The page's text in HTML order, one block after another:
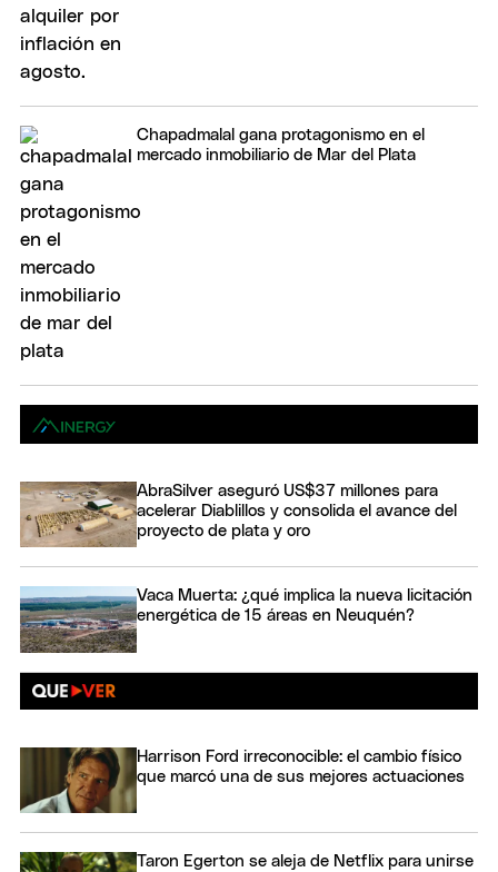
Chapadmalal gana protagonismo en el
mercado inmobiliario de Mar del Plata
AbraSilver aseguró US$37 millones para
acelerar Diablillos y consolida el avance del
proyecto de plata y oro
Vaca Muerta: ¿qué implica la nueva licitación
energética de 15 áreas en Neuquén?
Harrison Ford irreconocible: el cambio físico
que marcó una de sus mejores actuaciones
Taron Egerton se aleja de Netflix para unirse